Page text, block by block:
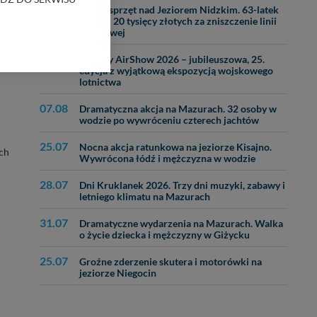
Ciężki sprzęt nad Jeziorem Nidzkim. 63-latek
zapłaci 20 tysięcy złotych za zniszczenie linii
brzegowej
Mazury AirShow 2026 – jubileuszowa, 25.
edycja z wyjątkową ekspozycją wojskowego
lotnictwa
07.08
Dramatyczna akcja na Mazurach. 32 osoby w
wodzie po wywróceniu czterech jachtów
25.07
Nocna akcja ratunkowa na jeziorze Kisajno.
Wywrócona łódź i mężczyzna w wodzie
28.07
Dni Kruklanek 2026. Trzy dni muzyki, zabawy i
letniego klimatu na Mazurach
31.07
Dramatyczne wydarzenia na Mazurach. Walka
o życie dziecka i mężczyzny w Giżycku
25.07
Groźne zderzenie skutera i motorówki na
jeziorze Niegocin
z formularza
ul. Wiejska 17,
zabronić ich
w odniesieniu do
- w pewnych